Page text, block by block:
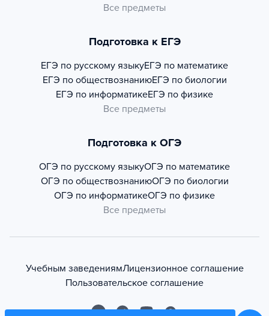
Все предметы
Подготовка к ЕГЭ
ЕГЭ по русскому языкуЕГЭ по математике
ЕГЭ по обществознаниюЕГЭ по биологии
ЕГЭ по информатикеЕГЭ по физике
Все предметы
Подготовка к ОГЭ
ОГЭ по русскому языкуОГЭ по математике
ОГЭ по обществознаниюОГЭ по биологии
ОГЭ по информатикеОГЭ по физике
Все предметы
Учебным заведениямЛицензионное соглашение
Пользовательское соглашение